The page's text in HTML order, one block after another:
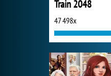
Train 2048
47 498x